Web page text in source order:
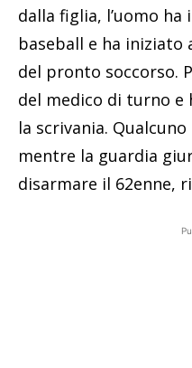
dalla figlia, l’uomo
baseball e ha
del pronto soccorso.
del medico di turno
la scrivania.
mentre la guardia
disarmare il 62enne,